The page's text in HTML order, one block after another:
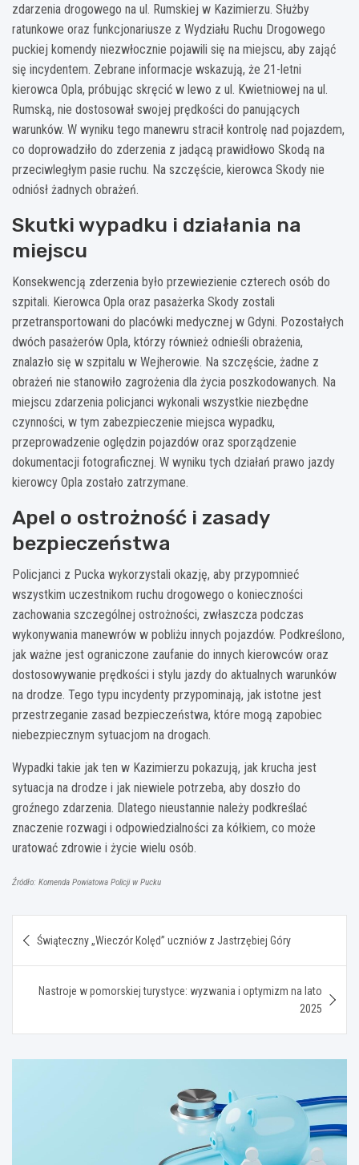
zdarzenia drogowego na ul. Rumskiej w Kazimierzu. Służby
ratunkowe oraz funkcjonariusze z Wydziału Ruchu Drogowego
puckiej komendy niezwłocznie pojawili się na miejscu, aby zająć
się incydentem. Zebrane informacje wskazują, że 21-letni
kierowca Opla, próbując skręcić w lewo z ul. Kwietniowej na ul.
Rumską, nie dostosował swojej prędkości do panujących
warunków. W wyniku tego manewru stracił kontrolę nad pojazdem,
co doprowadziło do zderzenia z jadącą prawidłowo Skodą na
przeciwległym pasie ruchu. Na szczęście, kierowca Skody nie
odniósł żadnych obrażeń.
Skutki wypadku i działania na
miejscu
Konsekwencją zderzenia było przewiezienie czterech osób do
szpitali. Kierowca Opla oraz pasażerka Skody zostali
przetransportowani do placówki medycznej w Gdyni. Pozostałych
dwóch pasażerów Opla, którzy również odnieśli obrażenia,
znalazło się w szpitalu w Wejherowie. Na szczęście, żadne z
obrażeń nie stanowiło zagrożenia dla życia poszkodowanych. Na
miejscu zdarzenia policjanci wykonali wszystkie niezbędne
czynności, w tym zabezpieczenie miejsca wypadku,
przeprowadzenie oględzin pojazdów oraz sporządzenie
dokumentacji fotograficznej. W wyniku tych działań prawo jazdy
kierowcy Opla zostało zatrzymane.
Apel o ostrożność i zasady
bezpieczeństwa
Policjanci z Pucka wykorzystali okazję, aby przypomnieć
wszystkim uczestnikom ruchu drogowego o konieczności
zachowania szczególnej ostrożności, zwłaszcza podczas
wykonywania manewrów w pobliżu innych pojazdów. Podkreślono,
jak ważne jest ograniczone zaufanie do innych kierowców oraz
dostosowywanie prędkości i stylu jazdy do aktualnych warunków
na drodze. Tego typu incydenty przypominają, jak istotne jest
przestrzeganie zasad bezpieczeństwa, które mogą zapobiec
niebezpiecznym sytuacjom na drogach.
Wypadki takie jak ten w Kazimierzu pokazują, jak krucha jest
sytuacja na drodze i jak niewiele potrzeba, aby doszło do
groźnego zdarzenia. Dlatego nieustannie należy podkreślać
znaczenie rozwagi i odpowiedzialności za kółkiem, co może
uratować zdrowie i życie wielu osób.
Źródło: Komenda Powiatowa Policji w Pucku
wpisu
Świąteczny „Wieczór Kolęd” uczniów z Jastrzębiej Góry
Nastroje w pomorskiej turystyce: wyzwania i optymizm na lato
2025